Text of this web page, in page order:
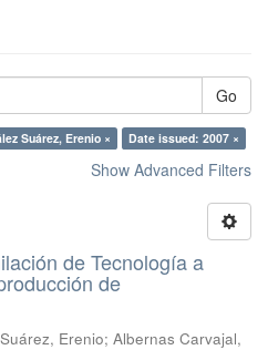
Go
Suárez, Erenio × Date issued: 2007 ×
Show Advanced Filters
de Tecnología a
de
Erenio; Albernas Carvajal,